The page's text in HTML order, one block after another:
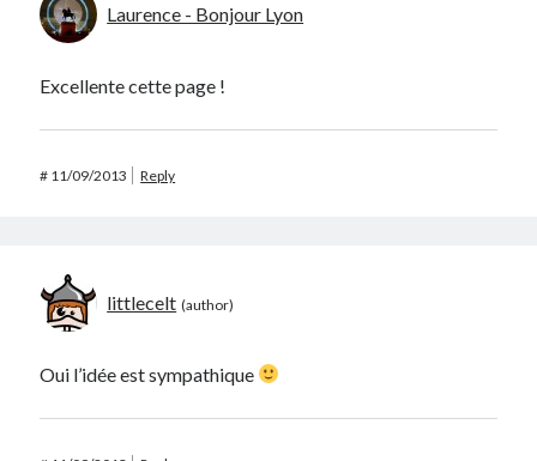
Laurence - Bonjour Lyon
Excellente cette page !
# 11/09/2013 Reply
littlecelt
Oui l’idée est sympathique